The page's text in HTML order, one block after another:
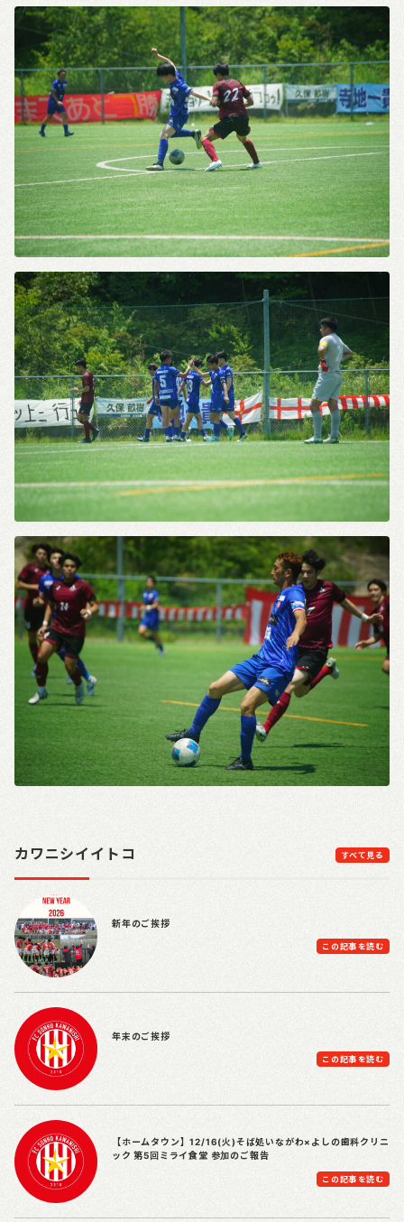
カワニシイイトコ すべて見る
新年のご挨拶
この記事を読む
年末のご挨拶
この記事を読む
【ホームタウン】12/16(火)そば処いながわ×よしの歯科クリニ
ック 第5回ミライ食堂 参加のご報告
この記事を読む